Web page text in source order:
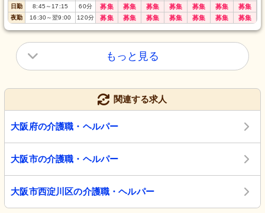
日勤 8:45 ～17:15 60分 募集 募集 募集 募集 募集 募集 募集
夜勤 16:30～翌9:00 120分 募集 募集 募集 募集 募集 募集 募集
もっと見る
関連する求人
大阪府の介護職・ヘルパー
大阪市の介護職・ヘルパー
大阪市西淀川区の介護職・ヘルパー